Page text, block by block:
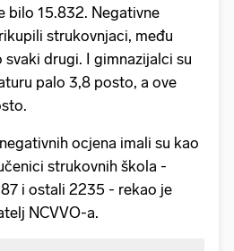
bilo 15.832. Negativne
strukovnjaci, među
drugi. I gimnazijalci su
palo 3,8 posto, a ove
ocjena imali su kao
strukovnih škola -
i ostali 2235 - rekao je
NCVVO-a.